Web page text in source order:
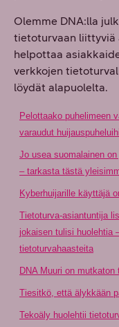
Olemme DNA:lla
tietoturvaan liittyviä
helpottaa
verkkojen
löydät alapuolelta.
Pelottaako puhelimeen
varaudut
Jo usea suomalainen
– tarkasta tästä
Kyberhuijarille käyttäjä
Tietoturva-asiantuntija
jokaisen tulisi huolehtia
tietoturvahaasteita
DNA Muuri on mutkaton
Tiesitkö, että älykkään
Tekoäly huolehtii